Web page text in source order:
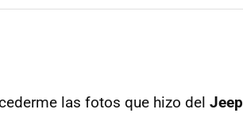
las fotos que hizo del Jeep